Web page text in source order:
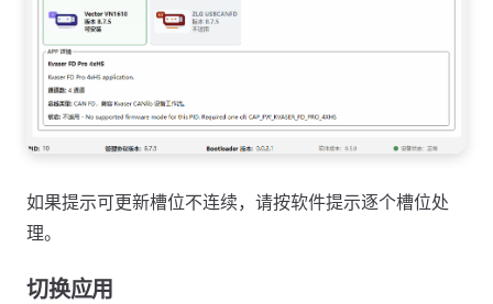
如果提示可更新槽位不连续，请按软件提示逐个槽位处
理。
切换应用